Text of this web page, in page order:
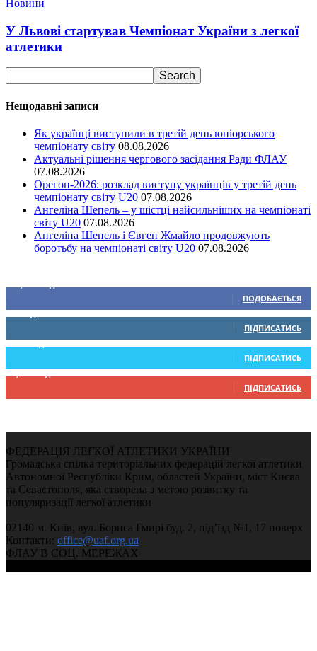
Новини
У Львові стартував Чемпіонат України з легкої
атлетики
Нещодавні записи
Як українці виступили в третій день юніорського
чемпіонату світу 08.08.2026
Актуальні рішення чергового засідання Ради ФЛАУ
07.08.2026
Орегон-2026: розклад виступу українців у третій день
чемпіонату світу U20 07.08.2026
Ангеліна Шепель – у шістці найсильніших на чемпіонаті
світу U20 07.08.2026
Ангеліна Шепель і Євген Жмайло продовжують
боротьбу на чемпіонаті світу U20 07.08.2026
ПОДОБАЄТЬСЯ
0 Підписників
ПІДПИСАТИСЬ
234 Підписників
ПІДПИСАТИСЬ
9,370 Підписників
ПІДПИСАТИСЬ
ФЕДЕРАЦІЯ ЛЕГКОЇ АТЛЕТИКИ УКРАЇНИ
Громадська спілка територіальних федерацій легкої атлетики
Автономної Республіки Крим, областей України, міст Києва
та Севастополя, яка створена з метою розвитку та
популяризації легкої атлетики
02140 м. Київ, вул. Бориса Гмирі буд. 2, під’їзд №1, 17 поверх
Контакти: office@uaf.org.ua
ФЛАУ В СОЦ. МЕРЕЖАХ